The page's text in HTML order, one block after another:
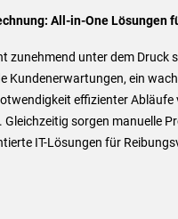
All-in-One Lösungen
zunehmend unter dem Druck
Kundenerwartungen, ein
effizienter Abläufe
sorgen manuelle
IT-Lösungen für